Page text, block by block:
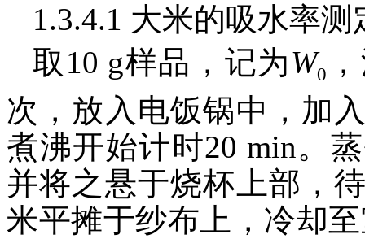
1.3.4.1 大米的吸水率测
取10 g样品，记为W0
次，放入电饭锅中，加
煮沸开始计时20 min。
并将之悬于烧杯上部，
米平摊于纱布上，冷却